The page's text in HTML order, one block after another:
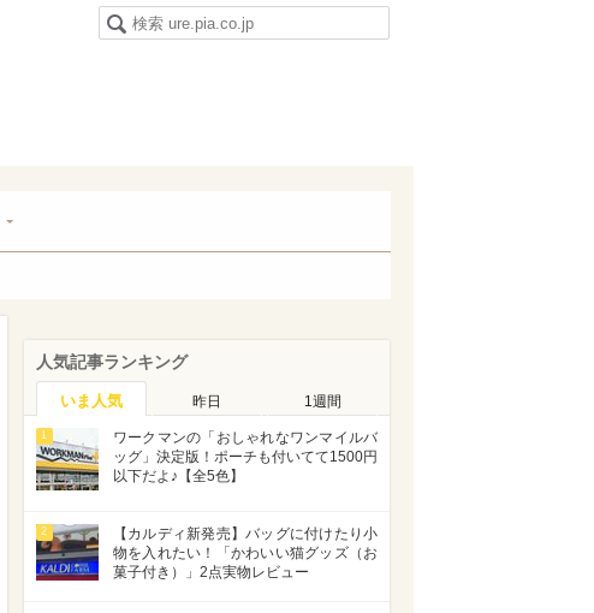
人気記事ランキング
いま人気 昨日 1週間
1
ワークマンの「おしゃれなワンマイルバ
ッグ」決定版！ポーチも付いてて1500円
以下だよ♪【全5色】
2
【カルディ新発売】バッグに付けたり小
物を入れたい！「かわいい猫グッズ（お
菓子付き）」2点実物レビュー